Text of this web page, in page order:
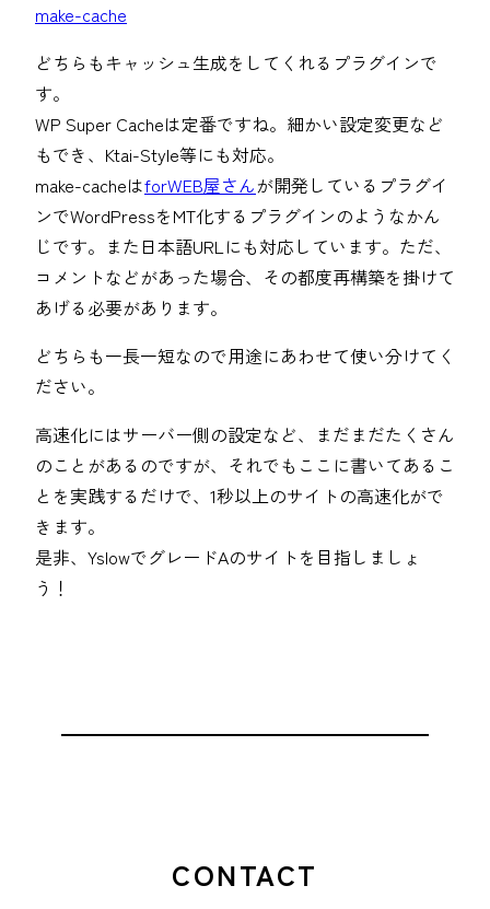
make-cache
どちらもキャッシュ生成をしてくれるプラグインで
す。
WP Super Cacheは定番ですね。細かい設定変更など
もでき、Ktai-Style等にも対応。
make-cacheはforWEB屋さんが開発しているプラグイ
ンでWordPressをMT化するプラグインのようなかん
じです。また日本語URLにも対応しています。ただ、
コメントなどがあった場合、その都度再構築を掛けて
あげる必要があります。
どちらも一長一短なので用途にあわせて使い分けてく
ださい。
高速化にはサーバー側の設定など、まだまだたくさん
のことがあるのですが、それでもここに書いてあるこ
とを実践するだけで、1秒以上のサイトの高速化がで
きます。
是非、YslowでグレードAのサイトを目指しましょ
う！
CONTACT